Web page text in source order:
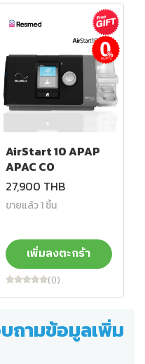
ผ่อนชำระ
AirStart 10 APAP
APAC CO
27,900 THB
ขายแล้ว 1 ชิ้น
เพิ่มลงตะกร้า
(0)
ถามข้อมูลเพิ่ม